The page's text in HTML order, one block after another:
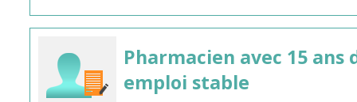
Pharmacien avec 15
emploi stable